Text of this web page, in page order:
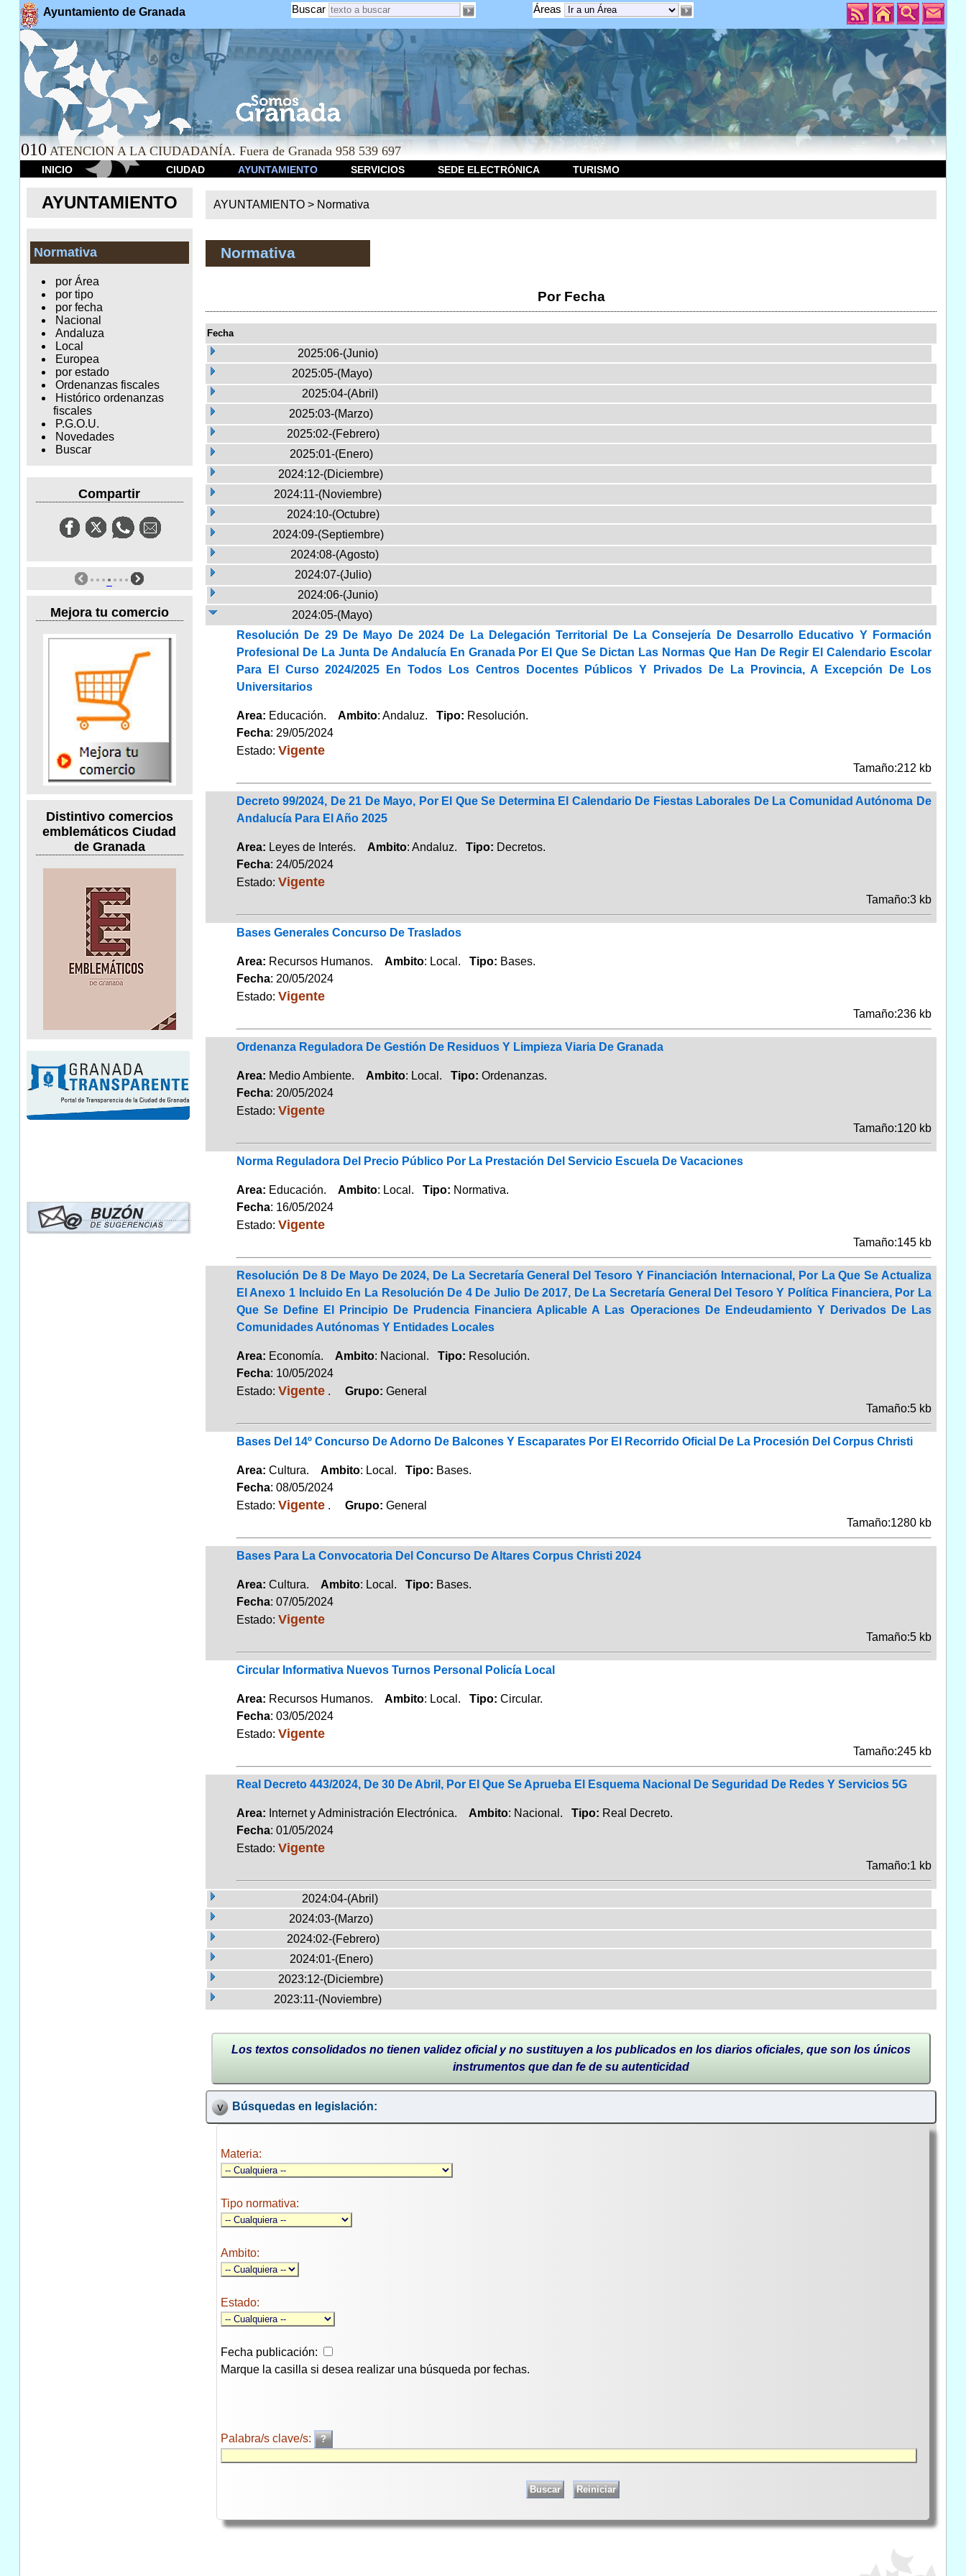
Ayuntamiento de Granada Áreas
Buscar
010 ATENCION A LA CIUDADANÍA. Fuera de Granada 958 539 697
INICIO CIUDAD AYUNTAMIENTO SERVICIOS SEDE ELECTRÓNICA TURISMO
AYUNTAMIENTO
Normativa
por Área
por tipo
por fecha
Nacional
Andaluza
Local
Europea
por estado
Ordenanzas fiscales
Histórico ordenanzas
fiscales
P.G.O.U.
Novedades
Buscar
Compartir
Mejora tu comercio
Distintivo comercios
emblemáticos Ciudad
de Granada
AYUNTAMIENTO > Normativa
Normativa
Por Fecha
Fecha
2025:06-(Junio)
2025:05-(Mayo)
2025:04-(Abril)
2025:03-(Marzo)
2025:02-(Febrero)
2025:01-(Enero)
2024:12-(Diciembre)
2024:11-(Noviembre)
2024:10-(Octubre)
2024:09-(Septiembre)
2024:08-(Agosto)
2024:07-(Julio)
2024:06-(Junio)
2024:05-(Mayo)
Resolución De 29 De Mayo De 2024 De La Delegación Territorial De La Consejería De Desarrollo Educativo Y Formación
Profesional De La Junta De Andalucía En Granada Por El Que Se Dictan Las Normas Que Han De Regir El Calendario Escolar
Para El Curso 2024/2025 En Todos Los Centros Docentes Públicos Y Privados De La Provincia, A Excepción De Los
Universitarios
Area: Educación. Ambito: Andaluz. Tipo: Resolución.
Fecha: 29/05/2024
Estado: Vigente
Tamaño:212 kb
Decreto 99/2024, De 21 De Mayo, Por El Que Se Determina El Calendario De Fiestas Laborales De La Comunidad Autónoma De
Andalucía Para El Año 2025
Area: Leyes de Interés. Ambito: Andaluz. Tipo: Decretos.
Fecha: 24/05/2024
Estado: Vigente
Tamaño:3 kb
Bases Generales Concurso De Traslados
Area: Recursos Humanos. Ambito: Local. Tipo: Bases.
Fecha: 20/05/2024
Estado: Vigente
Tamaño:236 kb
Ordenanza Reguladora De Gestión De Residuos Y Limpieza Viaria De Granada
Area: Medio Ambiente. Ambito: Local. Tipo: Ordenanzas.
Fecha: 20/05/2024
Estado: Vigente
Tamaño:120 kb
Norma Reguladora Del Precio Público Por La Prestación Del Servicio Escuela De Vacaciones
Area: Educación. Ambito: Local. Tipo: Normativa.
Fecha: 16/05/2024
Estado: Vigente
Tamaño:145 kb
Resolución De 8 De Mayo De 2024, De La Secretaría General Del Tesoro Y Financiación Internacional, Por La Que Se Actualiza
El Anexo 1 Incluido En La Resolución De 4 De Julio De 2017, De La Secretaría General Del Tesoro Y Política Financiera, Por La
Que Se Define El Principio De Prudencia Financiera Aplicable A Las Operaciones De Endeudamiento Y Derivados De Las
Comunidades Autónomas Y Entidades Locales
Area: Economía. Ambito: Nacional. Tipo: Resolución.
Fecha: 10/05/2024
Estado: Vigente. Grupo: General
Tamaño:5 kb
Bases Del 14º Concurso De Adorno De Balcones Y Escaparates Por El Recorrido Oficial De La Procesión Del Corpus Christi
Area: Cultura. Ambito: Local. Tipo: Bases.
Fecha: 08/05/2024
Estado: Vigente. Grupo: General
Tamaño:1280 kb
Bases Para La Convocatoria Del Concurso De Altares Corpus Christi 2024
Area: Cultura. Ambito: Local. Tipo: Bases.
Fecha: 07/05/2024
Estado: Vigente
Tamaño:5 kb
Circular Informativa Nuevos Turnos Personal Policía Local
Area: Recursos Humanos. Ambito: Local. Tipo: Circular.
Fecha: 03/05/2024
Estado: Vigente
Tamaño:245 kb
Real Decreto 443/2024, De 30 De Abril, Por El Que Se Aprueba El Esquema Nacional De Seguridad De Redes Y Servicios 5G
Area: Internet y Administración Electrónica. Ambito: Nacional. Tipo: Real Decreto.
Fecha: 01/05/2024
Estado: Vigente
Tamaño:1 kb
2024:04-(Abril)
2024:03-(Marzo)
2024:02-(Febrero)
2024:01-(Enero)
2023:12-(Diciembre)
2023:11-(Noviembre)
Los textos consolidados no tienen validez oficial y no sustituyen a los publicados en los diarios oficiales, que son los únicos
instrumentos que dan fe de su autenticidad
Búsquedas en legislación:
Materia:
Tipo normativa:
Ambito:
Estado:
Fecha publicación:
Marque la casilla si desea realizar una búsqueda por fechas.
Palabra/s clave/s: